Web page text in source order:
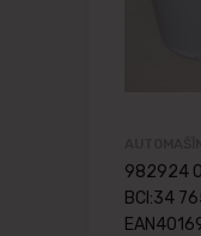
982924
BCI:34